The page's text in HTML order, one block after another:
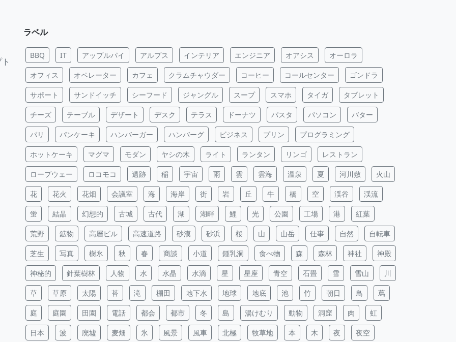
ラベル
BBQ IT アップルパイ アルプス インテリア エンジニア オアシス オーロラ
オフィス オペレーター カフェ クラムチャウダー コーヒー コールセンター ゴンドラ
サポート サンドイッチ シーフード ジャングル スープ スマホ タイガ タブレット
チーズ テーブル デザート デスク テラス ドーナツ パスタ パソコン バター
パリ パンケーキ ハンバーガー ハンバーグ ビジネス プリン プログラミング
ホットケーキ マグマ モダン ヤシの木 ライト ランタン リンゴ レストラン
ロープウェー ロコモコ 遺跡 稲 宇宙 雨 雲 雲海 温泉 夏 河川敷 火山
花 花火 花畑 会議室 海 海岸 街 岩 丘 牛 橋 空 渓谷 渓流
蛍 結晶 幻想的 古城 古代 湖 湖畔 鯉 光 公園 工場 港 紅葉
荒野 鉱物 高層ビル 高速道路 砂漠 砂浜 桜 山 山岳 仕事 自然 自転車
芝生 写真 樹氷 秋 春 商談 小道 鍾乳洞 食べ物 森 森林 神社 神殿
神秘的 針葉樹林 人物 水 水晶 水滴 星 星座 青空 石畳 雪 雪山 川
草 草原 太陽 苔 滝 棚田 地下水 地球 地底 池 竹 朝日 鳥 蔦
庭 庭園 田園 電話 都会 都市 冬 島 湯けむり 動物 洞窟 肉 虹
日本 波 廃墟 麦畑 氷 風景 風車 北極 牧草地 本 木 夜 夜空